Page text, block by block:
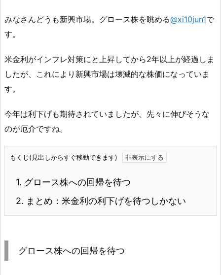
みなさんどうも新興市場。グロース株を眺める@xi10jun1で
す。
米金利がインフレ対策にと上昇してから2年以上が経過しま
したが、これにより新興市場は壊滅的な株価になっていま
す。
今年は利下げも期待されていましたが、先々に伸びそうな
のが厄介ですね。
もくじ(見出しからすぐ移動できます)
1. グロース株への回帰を待つ
2. まとめ：米金利の利下げを待つしかない
グロース株への回帰を待つ